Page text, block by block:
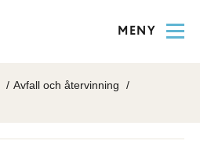
MENY
Avfall och återvinning